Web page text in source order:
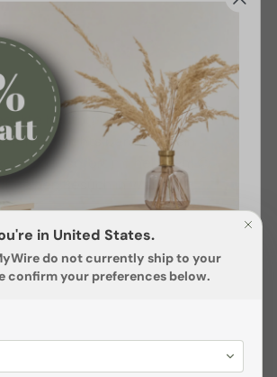
hautnah und lass dich
Highlights beraten. Dein
du sofort mitnehmen! 😊
deinen Besuch in Weibern-
dir
in United States.
do not currently ship to your
confirm your preferences below.